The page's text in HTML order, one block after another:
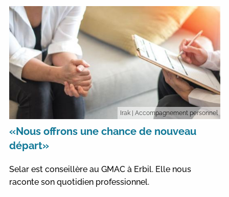
Irak | Accompagnement personnel
«Nous offrons une chance de nouveau
départ»
Selar est conseillère au GMAC à Erbil. Elle nous
raconte son quotidien professionnel.